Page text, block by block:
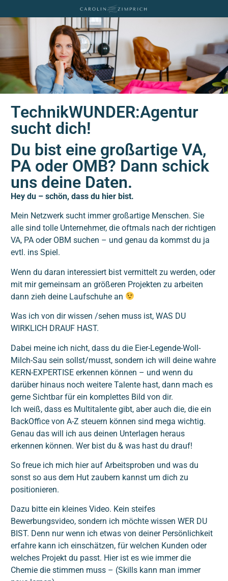
TechnikWUNDER:Agentur
sucht dich!
Du bist eine großartige VA,
PA oder OMB? Dann schick
uns deine Daten.
Hey du – schön, dass du hier bist.
Mein Netzwerk sucht immer großartige Menschen. Sie
alle sind tolle Unternehmer, die oftmals nach der richtigen
VA, PA oder OBM suchen – und genau da kommst du ja
evtl. ins Spiel.
Wenn du daran interessiert bist vermittelt zu werden, oder
mit mir gemeinsam an größeren Projekten zu arbeiten
dann zieh deine Laufschuhe an
Was ich von dir wissen /sehen muss ist, WAS DU
WIRKLICH DRAUF HAST.
Dabei meine ich nicht, dass du die Eier-Legende-Woll-
Milch-Sau sein sollst/musst, sondern ich will deine wahre
KERN-EXPERTISE erkennen können – und wenn du
darüber hinaus noch weitere Talente hast, dann mach es
gerne Sichtbar für ein komplettes Bild von dir.
Ich weiß, dass es Multitalente gibt, aber auch die, die ein
BackOffice von A-Z steuern können sind mega wichtig.
Genau das will ich aus deinen Unterlagen heraus
erkennen können. Wer bist du & was hast du drauf!
So freue ich mich hier auf Arbeitsproben und was du
sonst so aus dem Hut zaubern kannst um dich zu
positionieren.
Dazu bitte ein kleines Video. Kein steifes
Bewerbungsvideo, sondern ich möchte wissen WER DU
BIST. Denn nur wenn ich etwas von deiner Persönlichkeit
erfahre kann ich einschätzen, für welchen Kunden oder
welches Projekt du passt. Hier ist es wie immer die
Chemie die stimmen muss – (Skills kann man immer